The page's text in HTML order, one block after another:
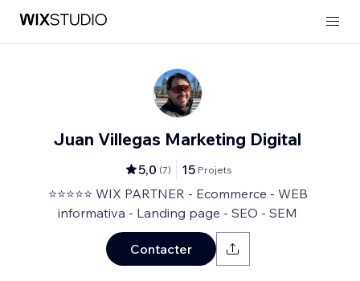
Juan Villegas Marketing Digital
5,0 (7) 15 Projets
⭐⭐⭐⭐⭐ WIX PARTNER - Ecommerce - WEB
informativa - Landing page - SEO - SEM
Contacter